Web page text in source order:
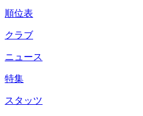
順位表
クラブ
ニュース
特集
スタッツ